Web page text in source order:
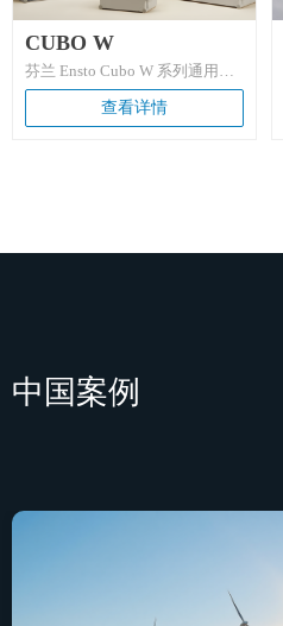
中国案例
的工业级连接解决方案。
CUBO W
芬兰 Ensto Cubo W 系列通用型
防水密封箱，IP67/IP68 防护 +
IK08-IK10 抗冲击，聚碳酸酯
查看详情